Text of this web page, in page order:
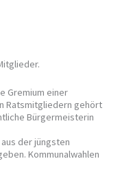
Gremium einer
Ratsmitgliedern gehört
Bürgermeisterin
der jüngsten
Kommunalwahlen